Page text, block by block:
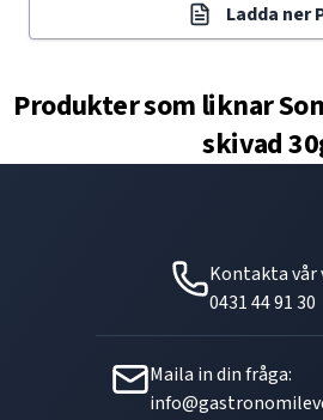
Ladda ner
Produkter som liknar
skivad
Kontakta vår
0431 44 91 30
Maila in din fråga: